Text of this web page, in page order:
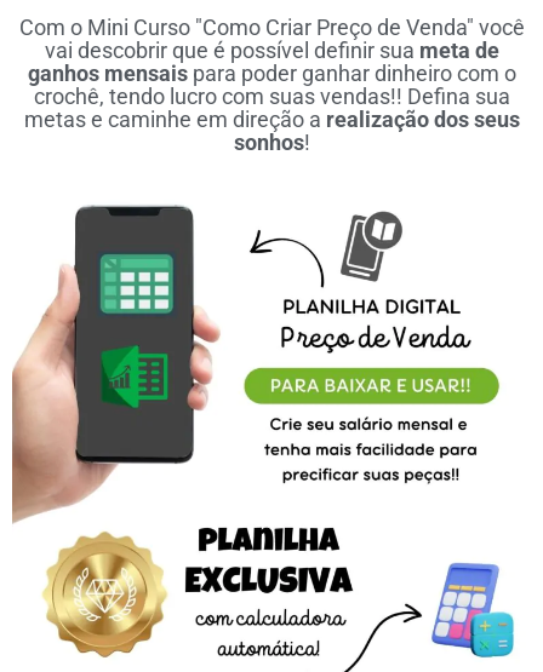
Com o Mini Curso "Como Criar Preço de Venda" você
vai descobrir que é possível definir sua meta de
ganhos mensaispara poder ganhar dinheiro com o
crochê, tendo lucro com suas vendas!! Defina sua
metas e caminhe em direção a realização dos seus
sonhos!